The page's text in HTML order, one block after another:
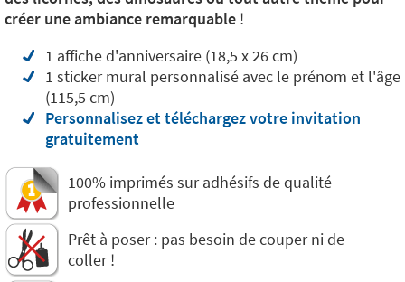
créer une ambiance remarquable !
1 affiche d'anniversaire (18,5 x 26 cm)
1 sticker mural personnalisé avec le prénom et l'âge
(115,5 cm)
Personnalisez et téléchargez votre invitation
gratuitement
100% imprimés sur adhésifs de qualité
professionnelle
Prêt à poser : pas besoin de couper ni de
coller !